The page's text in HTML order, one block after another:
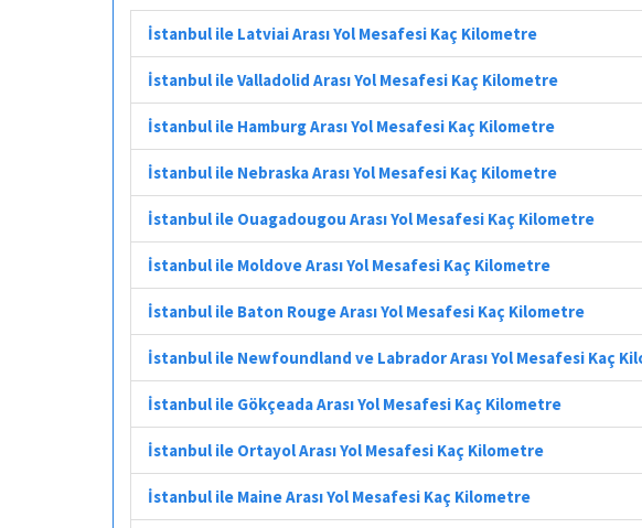
İstanbul ile Latviai Arası Yol Mesafesi Kaç Kilometre
İstanbul ile Valladolid Arası Yol Mesafesi Kaç Kilometre
İstanbul ile Hamburg Arası Yol Mesafesi Kaç Kilometre
İstanbul ile Nebraska Arası Yol Mesafesi Kaç Kilometre
İstanbul ile Ouagadougou Arası Yol Mesafesi Kaç Kilometre
İstanbul ile Moldove Arası Yol Mesafesi Kaç Kilometre
İstanbul ile Baton Rouge Arası Yol Mesafesi Kaç Kilometre
İstanbul ile Newfoundland ve Labrador Arası Yol Mesafesi Kaç
İstanbul ile Gökçeada Arası Yol Mesafesi Kaç Kilometre
İstanbul ile Ortayol Arası Yol Mesafesi Kaç Kilometre
İstanbul ile Maine Arası Yol Mesafesi Kaç Kilometre